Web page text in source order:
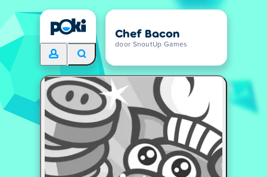
Chef Bacon
door SnoutUp Games